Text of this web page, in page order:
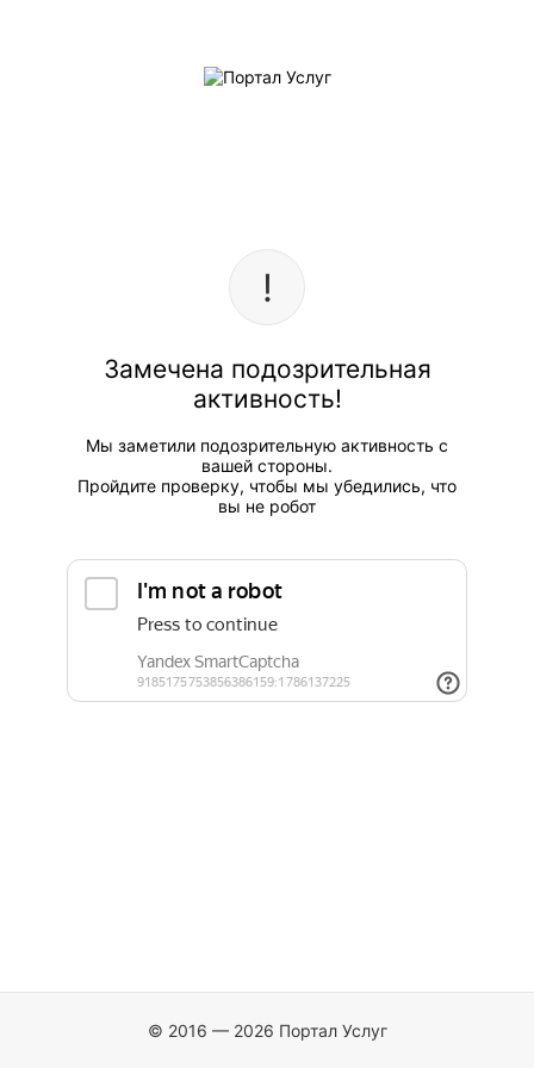
Замечена подозрительная
активность!
Мы заметили подозрительную активность с
вашей стороны.
Пройдите проверку, чтобы мы убедились, что
вы не робот
© 2016 — 2026 Портал Услуг